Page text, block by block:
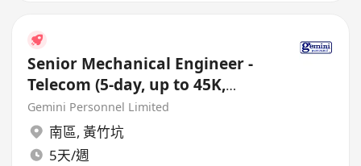
Senior Mechanical Engineer -
Telecom (5-day, up to 45K,
Double Pay, Bonus)
Gemini Personnel Limited
南區, 黃竹坑
5天/週